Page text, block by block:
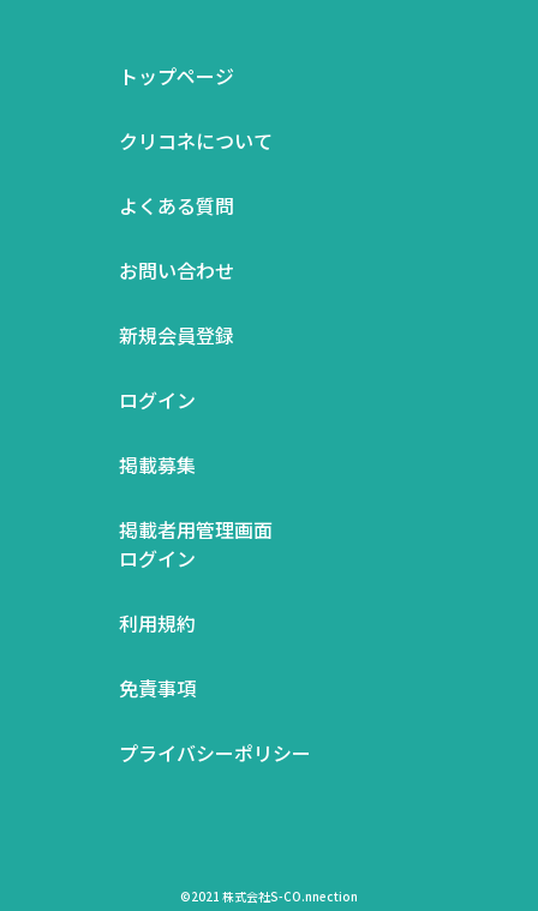
トップページ
クリコネについて
よくある質問
お問い合わせ
新規会員登録
ログイン
掲載募集
掲載者用管理画面
ログイン
利用規約
免責事項
プライバシーポリシー
©2021 株式会社S-CO.nnection